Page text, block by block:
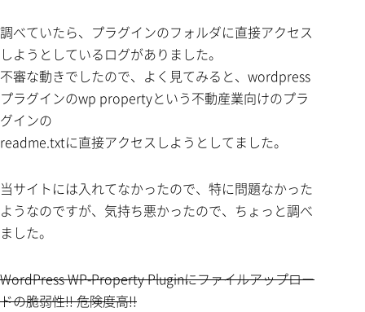
調べていたら、プラグインのフォルダに直接アクセス
しようとしているログがありました。
不審な動きでしたので、よく見てみると、wordpress
プラグインのwp propertyという不動産業向けのプラ
グインの
readme.txtに直接アクセスしようとしてました。
当サイトには入れてなかったので、特に問題なかった
ようなのですが、気持ち悪かったので、ちょっと調べ
ました。
WordPress WP-Property Pluginにファイルアップロー
ドの脆弱性!! 危険度高!!